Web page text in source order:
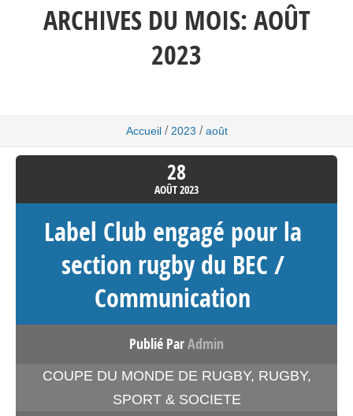
ARCHIVES DU MOIS:AOÛT
2023
Accueil / 2023 / août
28
AOÛT2023
Label Club engagé pour la
section rugby du BEC /
Communication
Publié ParAdmin
COUPE DU MONDE DE RUGBY, RUGBY,
SPORT & SOCIETE